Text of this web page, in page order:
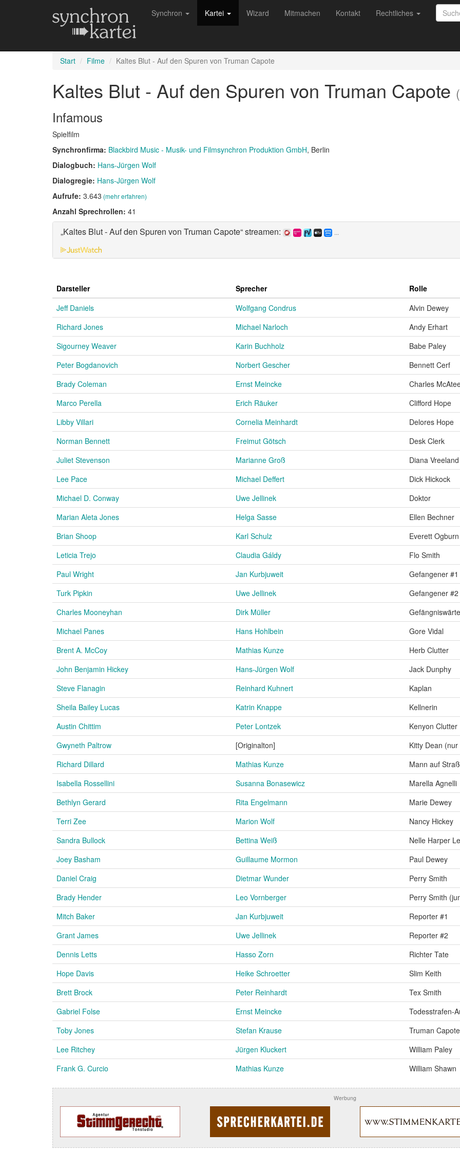
Synchron Kartei Wizard Mitmachen Kontakt Rechtliches
Start Filme Kaltes Blut - Auf den Spuren von Truman Capote
Kaltes Blut - Auf den Spuren von Truman Capote
Infamous
Spielfilm
Synchronfirma: Blackbird Music - Musik- und Filmsynchron Produktion GmbH, Berlin
Dialogbuch: Hans-Jürgen Wolf
Dialogregie: Hans-Jürgen Wolf
Aufrufe: 3.643 (mehr erfahren)
Anzahl Sprechrollen: 41
„Kaltes Blut - Auf den Spuren von Truman Capote“ streamen: ...
Darsteller Sprecher
Rolle
Jeff Daniels
Wolfgang Condrus
Alvin Dewey
Richard Jones
Michael Narloch
Andy Erhart
Sigourney Weaver
Karin Buchholz
Babe Paley
Peter Bogdanovich
Norbert Gescher
Bennett Cerf
Brady Coleman
Ernst Meincke
Charles
Marco Perella
Erich Räuker
Clifford Hope
Libby Villari
Cornelia Meinhardt
Delores Hope
Norman Bennett
Freimut Götsch
Desk Clerk
Juliet Stevenson
Marianne Groß
Diana Vreeland
Lee Pace
Michael Deffert
Dick Hickock
Michael D. Conway
Uwe Jellinek
Doktor
Marian Aleta Jones
Helga Sasse
Ellen Bechner
Brian Shoop
Karl Schulz
Everett Ogburn
Leticia Trejo
Claudia Gáldy
Flo Smith
Paul Wright
Jan Kurbjuweit
Gefangener #1
Turk Pipkin
Uwe Jellinek
Gefangener #2
Charles Mooneyhan
Dirk Müller
Michael Panes
Hans Hohlbein
Gore Vidal
Brent A. McCoy
Mathias Kunze
Herb Clutter
John Benjamin Hickey
Hans-Jürgen Wolf
Jack Dunphy
Steve Flanagin
Reinhard Kuhnert
Kaplan
Sheila Bailey Lucas
Katrin Knappe
Kellnerin
Austin Chittim
Peter Lontzek
Kenyon Clutter
Gwyneth Paltrow
[Originalton]
Kitty Dean
Richard Dillard
Mathias Kunze
Mann auf
Isabella Rossellini
Susanna Bonasewicz
Marella Agnelli
Bethlyn Gerard
Rita Engelmann
Marie Dewey
Terri Zee
Marion Wolf
Nancy Hickey
Sandra Bullock
Bettina Weiß
Nelle Harper
Joey Basham
Guillaume Mormon
Paul Dewey
Daniel Craig
Dietmar Wunder
Perry Smith
Brady Hender
Leo Vornberger
Perry Smith
Mitch Baker
Jan Kurbjuweit
Reporter #1
Grant James
Uwe Jellinek
Reporter #2
Dennis Letts
Hasso Zorn
Richter Tate
Hope Davis
Heike Schroetter
Slim Keith
Brett Brock
Peter Reinhardt
Tex Smith
Gabriel Folse
Ernst Meincke
Todesstrafen-
Toby Jones
Stefan Krause
Truman Capote
Lee Ritchey
Jürgen Kluckert
William Paley
Frank G. Curcio
Mathias Kunze William Shawn
Werbung